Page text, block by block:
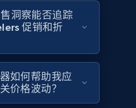
global dataset
Description, Initial
Reviews count, and
立即开始
洞察能否追踪
促销和折
如何帮助我应
价格波动？